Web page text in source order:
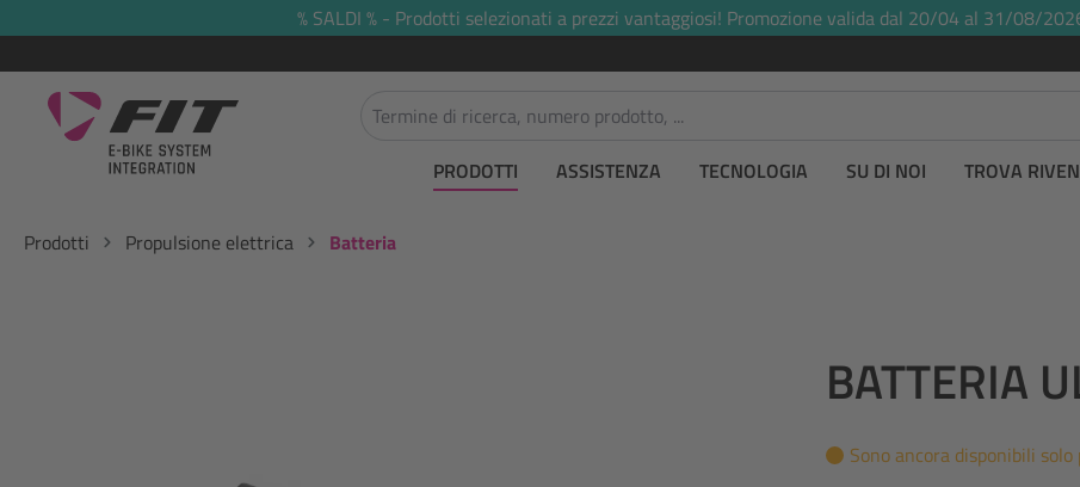
Passa alla navigazione principale% SALDI % - Prodotti selezionati a prezzi vantaggiosi! Promozione valida dal 20/04 al 31/08/
PRODOTTI ASSISTENZA TECNOLOGIA SU DI NOI TROVA
Prodotti Propulsione elettrica Batteria
BATTERIA
Sono ancora disponibili